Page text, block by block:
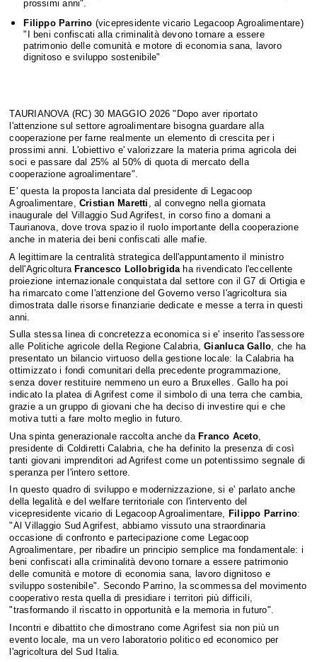
prossimi anni".
Filippo Parrino (vicepresidente vicario Legacoop Agroalimentare)
"I beni confiscati alla criminalità devono tornare a essere
patrimonio delle comunità e motore di economia sana, lavoro
dignitoso e sviluppo sostenibile"
TAURIANOVA (RC) 30 MAGGIO 2026 "Dopo aver riportato
l'attenzione sul settore agroalimentare bisogna guardare alla
cooperazione per farne realmente un elemento di crescita per i
prossimi anni. L'obiettivo e' valorizzare la materia prima agricola dei
soci e passare dal 25% al 50% di quota di mercato della
cooperazione agroalimentare".
E' questa la proposta lanciata dal presidente di Legacoop
Agroalimentare,Cristian Maretti , al convegno nella giornata
inaugurale del Villaggio Sud Agrifest, in corso fino a domani a
Taurianova, dove trova spazio il ruolo importante della cooperazione
anche in materia dei beni confiscati alle mafie.
A legittimare la centralità strategica dell'appuntamento il ministro
dell'AgricolturaFrancesco Lollobrigida ha rivendicato l'eccellente
proiezione internazionale conquistata dal settore con il G7 di Ortigia e
ha rimarcato come l'attenzione del Governo verso l'agricoltura sia
dimostrata dalle risorse finanziarie dedicate e messe a terra in questi
anni.
Sulla stessa linea di concretezza economica si e' inserito l'assessore
alle Politiche agricole della Regione Calabria,Gianluca Gallo, che ha
presentato un bilancio virtuoso della gestione locale: la Calabria ha
ottimizzato i fondi comunitari della precedente programmazione,
senza dover restituire nemmeno un euro a Bruxelles. Gallo ha poi
indicato la platea di Agrifest come il simbolo di una terra che cambia,
grazie a un gruppo di giovani che ha deciso di investire qui e che
motiva tutti a fare molto meglio in futuro.
Una spinta generazionale raccolta anche da Franco Aceto,
presidente di Coldiretti Calabria, che ha definito la presenza di così
tanti giovani imprenditori ad Agrifest come un potentissimo segnale di
speranza per l'intero settore.
In questo quadro di sviluppo e modernizzazione, si e' parlato anche
della legalità e del welfare territoriale con l'intervento del
vicepresidente vicario di Legacoop Agroalimentare, Filippo Parrino:
"Al Villaggio Sud Agrifest, abbiamo vissuto una straordinaria
occasione di confronto e partecipazione come Legacoop
Agroalimentare, per ribadire un principio semplice ma fondamentale: i
beni confiscati alla criminalità devono tornare a essere patrimonio
delle comunità e motore di economia sana, lavoro dignitoso e
sviluppo sostenibile". Secondo Parrino, la scommessa del movimento
cooperativo resta quella di presidiare i territori più difficili,
"trasformando il riscatto in opportunità e la memoria in futuro".
Incontri e dibattito che dimostrano come Agrifest sia non più un
evento locale, ma un vero laboratorio politico ed economico per
l'agricoltura del Sud Italia.